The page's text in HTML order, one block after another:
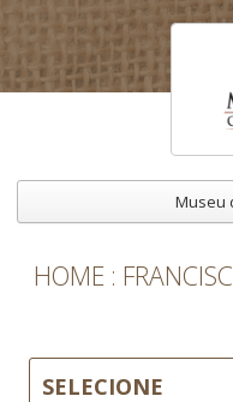
Museu
HOME
SELECIONE